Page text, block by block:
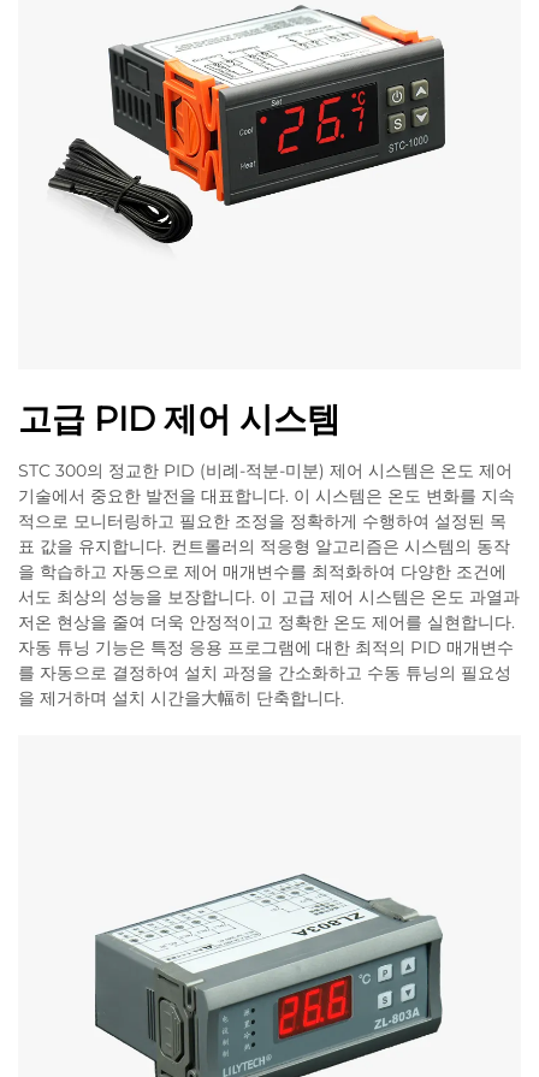
고급 PID 제어 시스템
STC 300의 정교한 PID (비례-적분-미분) 제어 시스템은 온도 제어
기술에서 중요한 발전을 대표합니다. 이 시스템은 온도 변화를 지속
적으로 모니터링하고 필요한 조정을 정확하게 수행하여 설정된 목
표 값을 유지합니다. 컨트롤러의 적응형 알고리즘은 시스템의 동작
을 학습하고 자동으로 제어 매개변수를 최적화하여 다양한 조건에
서도 최상의 성능을 보장합니다. 이 고급 제어 시스템은 온도 과열과
저온 현상을 줄여 더욱 안정적이고 정확한 온도 제어를 실현합니다.
자동 튜닝 기능은 특정 응용 프로그램에 대한 최적의 PID 매개변수
를 자동으로 결정하여 설치 과정을 간소화하고 수동 튜닝의 필요성
을 제거하며 설치 시간을大幅히 단축합니다.